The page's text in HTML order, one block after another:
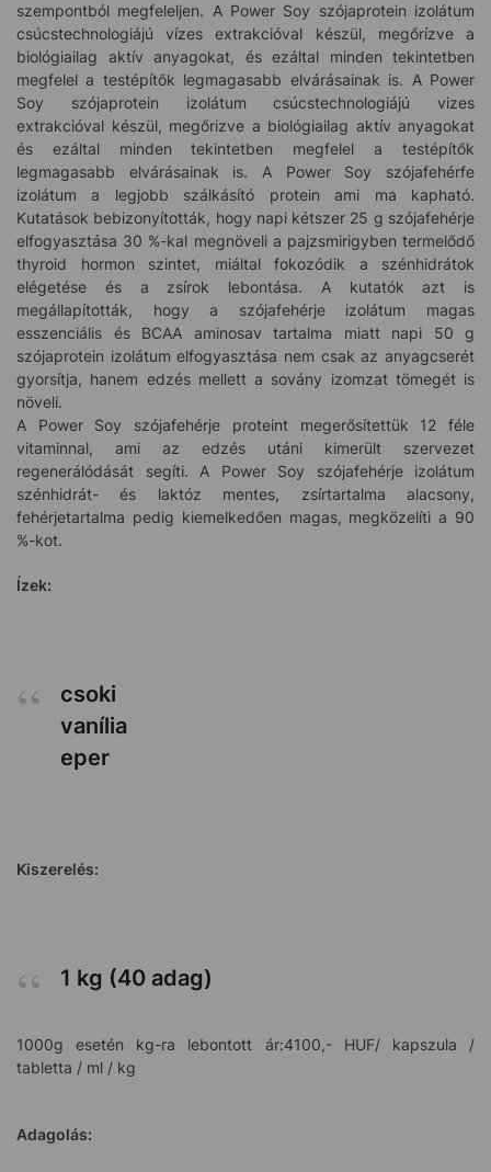
szempontból megfeleljen. A Power Soy szójaprotein izolátum
csúcstechnologiájú vízes extrakcióval készül, megőrízve a
biológiailag aktív anyagokat, és ezáltal minden tekintetben
megfelel a testépítők legmagasabb elvárásainak is. A Power
Soy szójaprotein izolátum csúcstechnologiájú vizes
extrakcióval készül, megőrizve a biológiailag aktív anyagokat
és ezáltal minden tekintetben megfelel a testépítők
legmagasabb elvárásainak is. A Power Soy szójafehérfe
izolátum a legjobb szálkásító protein ami ma kapható.
Kutatások bebizonyították, hogy napi kétszer 25 g szójafehérje
elfogyasztása 30 %-kal megnöveli a pajzsmirigyben termelődő
thyroid hormon szintet, miáltal fokozódik a szénhidrátok
elégetése és a zsírok lebontása. A kutatók azt is
megállapították, hogy a szójafehérje izolátum magas
esszenciális és BCAA aminosav tartalma miatt napi 50 g
szójaprotein izolátum elfogyasztása nem csak az anyagcserét
gyorsítja, hanem edzés mellett a sovány izomzat tömegét is
növeli.
A Power Soy szójafehérje proteint megerősítettük 12 féle
vitaminnal, ami az edzés utáni kimerült szervezet
regenerálódását segíti. A Power Soy szójafehérje izolátum
szénhidrát- és laktóz mentes, zsírtartalma alacsony,
fehérjetartalma pedig kiemelkedően magas, megközelíti a 90
%-kot.
Ízek:
csoki
vanília
eper
Kiszerelés:
1 kg (40 adag)
1000g esetén kg-ra lebontott ár:4100,- HUF/ kapszula /
tabletta / ml / kg
Adagolás: